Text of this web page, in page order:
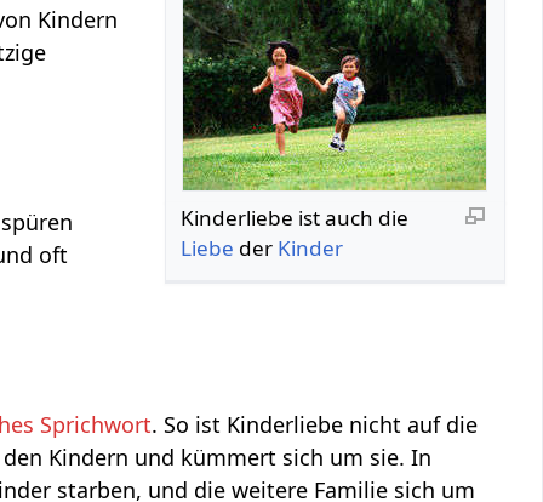
Kinderliebe ist auch die
Liebe der Kinder
Kindern
oft
Sprichwort. So ist Kinderliebe nicht auf die
Kindern und kümmert sich um sie. In
starben, und die weitere Familie sich um